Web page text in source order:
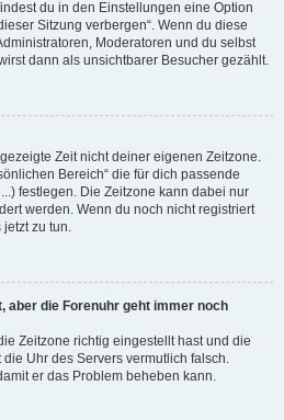
du in den Einstellungen eine Option
Sitzung verbergen“. Wenn du diese
Moderatoren und du selbst
dann als unsichtbarer Besucher gezählt.
Zeit nicht deiner eigenen Zeitzone.
Bereich“ die für dich passende
festlegen. Die Zeitzone kann dabei nur
werden. Wenn du noch nicht registriert
jetzt zu tun.
aber die Forenuhr geht immer noch
Zeitzone richtig eingestellt hast und die
Uhr des Servers vermutlich falsch.
er das Problem beheben kann.